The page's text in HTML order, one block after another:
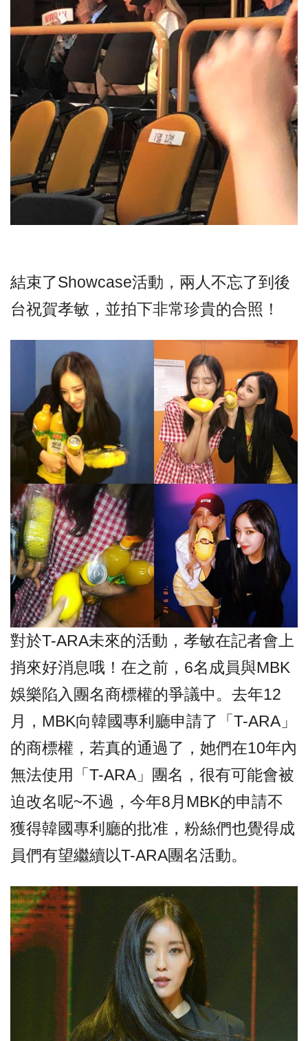
結束了Showcase活動，兩人不忘了到後
台祝賀孝敏，並拍下非常珍貴的合照！
對於T-ARA未來的活動，孝敏在記者會上
捎來好消息哦！ 在之前，6名成員與MBK
娛樂陷入團名商標權的爭議中。 去年12
月，MBK向韓國專利廳申請了「T-ARA」
的商標權，若真的通過了，她們在10年內
無法使用「T-ARA」團名，很有可能會被
迫改名呢~不過，今年8月MBK的申請不
獲得韓國專利廳的批准，粉絲們也覺得成
員們有望繼續以T-ARA團名活動。